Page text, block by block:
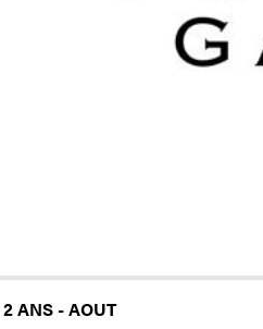
ANS - AOUT